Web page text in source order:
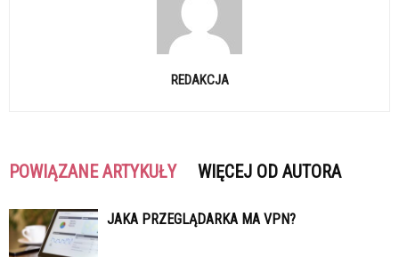
REDAKCJA
POWIĄZANE ARTYKUŁY WIĘCEJ OD AUTORA
JAKA PRZEGLĄDARKA MA VPN?